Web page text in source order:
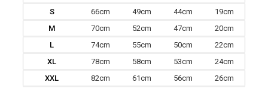
S
66cm 49cm 44cm
19cm
M
70cm 52cm 47cm
20cm
L
74cm 55cm 50cm
22cm
XL
78cm 58cm 53cm
24cm
XXL
82cm 61cm 56cm 26cm